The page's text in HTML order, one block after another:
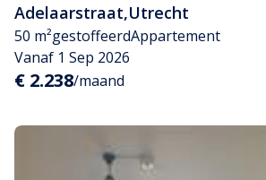
Adelaarstraat,Utrecht
50 m²gestoffeerdAppartement
Vanaf 1 Sep 2026
€ 2.238/maand